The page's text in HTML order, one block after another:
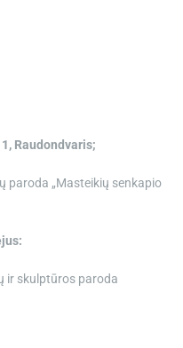
Raudondvaris;
paroda „Masteikių senkapio
ir skulptūros paroda